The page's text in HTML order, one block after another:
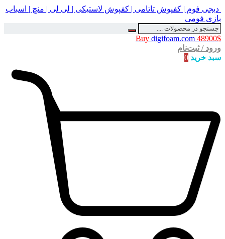
دیجی فوم | کفپوش تاتامی | کفپوش لاستیکی | لی لی | منچ | اسباب
بازی فومی
Buy digifoam.com 48900$
ورود / ثبت‌نام
سبد خرید 0